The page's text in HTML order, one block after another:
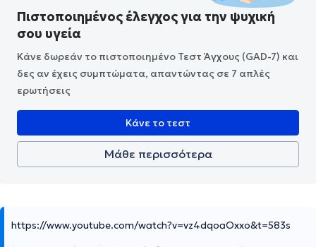
Πιστοποιημένος έλεγχος για την ψυχική
σου υγεία
Κάνε δωρεάν το πιστοποιημένο Τεστ Άγχους (GAD-7) και
δες αν έχεις συμπτώματα, απαντώντας σε 7 απλές
ερωτήσεις
Κάνε το τεστ
Μάθε περισσότερα
https://www.youtube.com/watch?v=vz4dqoaOxxo&t=583s